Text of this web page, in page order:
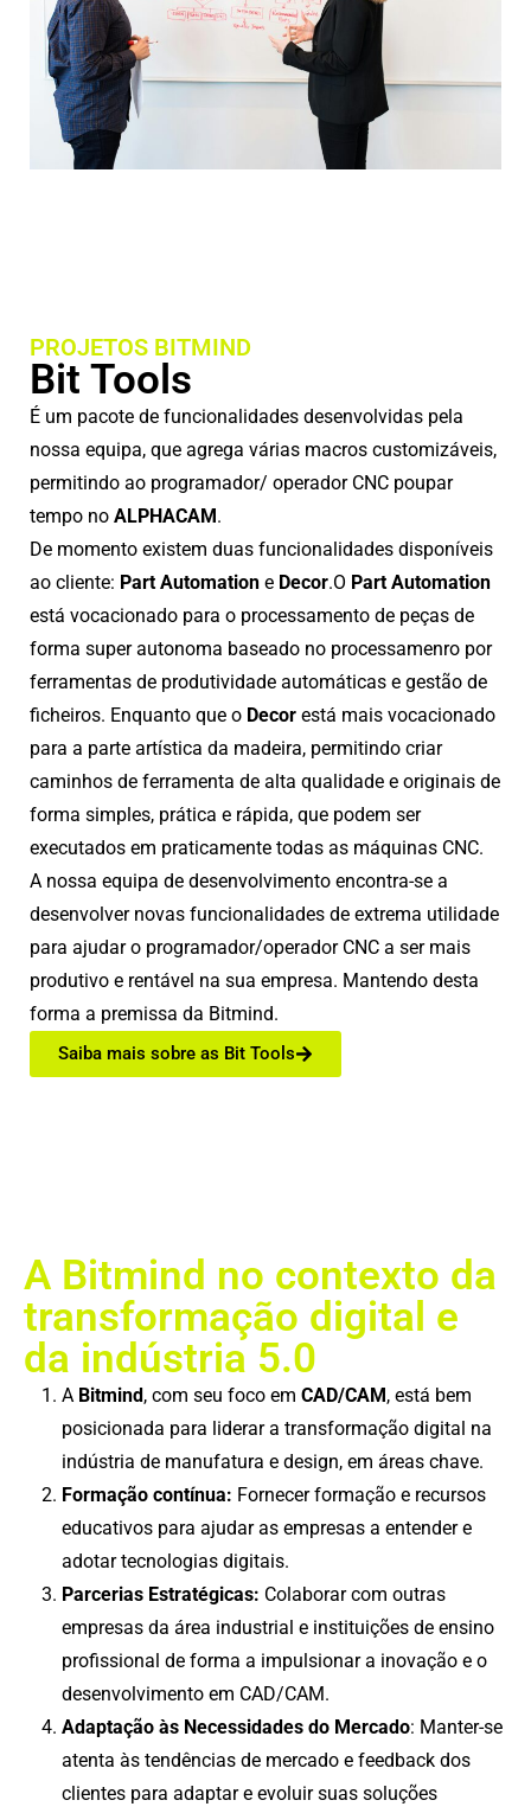
PROJETOS BITMIND
Bit Tools
É um pacote de funcionalidades desenvolvidas pela
nossa equipa, que agrega várias macros customizáveis,
permitindo ao programador/ operador CNC poupar
tempo no ALPHACAM.
De momento existem duas funcionalidades disponíveis
ao cliente: Part Automation e Decor.O Part Automation
está vocacionado para o processamento de peças de
forma super autonoma baseado no processamenro por
ferramentas de produtividade automáticas e gestão de
ficheiros. Enquanto que o Decor está mais vocacionado
para a parte artística da madeira, permitindo criar
caminhos de ferramenta de alta qualidade e originais de
forma simples, prática e rápida, que podem ser
executados em praticamente todas as máquinas CNC.
A nossa equipa de desenvolvimento encontra-se a
desenvolver novas funcionalidades de extrema utilidade
para ajudar o programador/operador CNC a ser mais
produtivo e rentável na sua empresa. Mantendo desta
forma a premissa da Bitmind.
Saiba mais sobre as Bit Tools
A Bitmind no contexto da
transformação digital e
da indústria 5.0
A Bitmind, com seu foco em CAD/CAM, está bem
posicionada para liderar a transformação digital na
indústria de manufatura e design, em áreas chave.
Formação contínua: Fornecer formação e recursos
educativos para ajudar as empresas a entender e
adotar tecnologias digitais.
Parcerias Estratégicas: Colaborar com outras
empresas da área industrial e instituições de ensino
profissional de forma a impulsionar a inovação e o
desenvolvimento em CAD/CAM.
Adaptação às Necessidades do Mercado: Manter-se
atenta às tendências de mercado e feedback dos
clientes para adaptar e evoluir suas soluções